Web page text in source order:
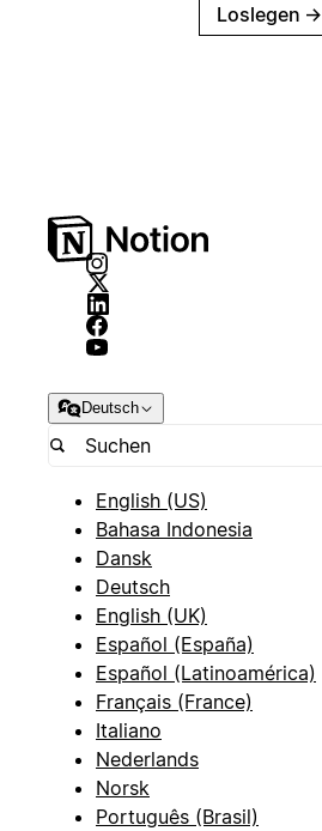
Loslegen →
Deutsch
English (US)
Bahasa Indonesia
Dansk
Deutsch
English (UK)
Español (España)
Español (Latinoamérica)
Français (France)
Italiano
Nederlands
Norsk
Português (Brasil)